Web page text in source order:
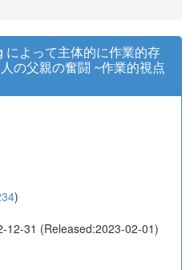
によって主体的に作業的存
の父親の奮闘 ~作業的視点
)
12-31 (Released:2023-02-01)